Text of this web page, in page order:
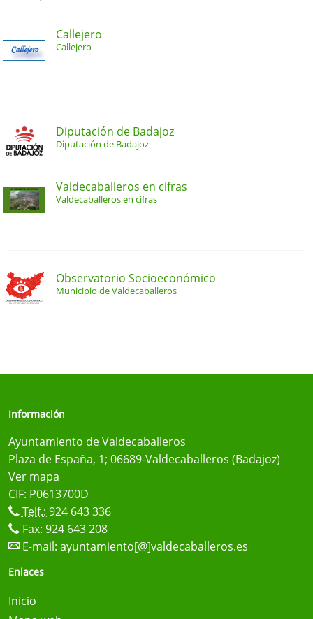
Callejero
Callejero
Diputación de Badajoz
Diputación de Badajoz
Valdecaballeros en cifras
Valdecaballeros en cifras
Observatorio Socioeconómico
Municipio de Valdecaballeros
Información
Ayuntamiento de Valdecaballeros
Plaza de España, 1; 06689-Valdecaballeros (Badajoz)
Ver mapa
CIF: P0613700D
Telf.: 924 643 336
Fax: 924 643 208
E-mail: ayuntamiento[@]valdecaballeros.es
Enlaces
Inicio